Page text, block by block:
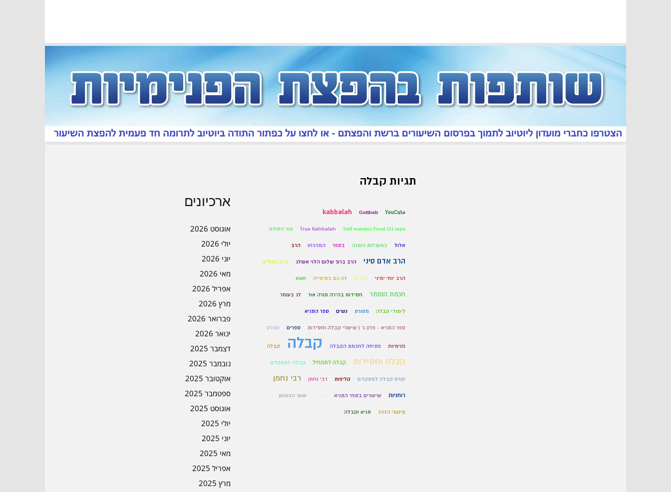
ארכיונים
אוגוסט 2026
יולי 2026
יוני 2026
מאי 2026
אפריל 2026
מרץ 2026
פברואר 2026
ינואר 2026
דצמבר 2025
נובמבר 2025
אוקטובר 2025
ספטמבר 2025
אוגוסט 2025
יולי 2025
יוני 2025
מאי 2025
אפריל 2025
מרץ 2025
תגיות קבלה
#YouCut
Gottlieb
kabbalah
Self mastery Final (2).mp4
True Kabbalah אור הסולם
אלול במעגלות השנה בספר המהרחו הרב
הרב אדם סיני הרב ברוך שלום הלוי אשלג הרב גוטליב
הרב יוחי ימיני הרבש זה גם בתיקייה חטא
חכמת הנסתר חסידות בהירה תורה אור לג בעומר
לימודי קבלה מסורת נשים ספר התניא
ספר התניא - פרק ג' | שיעורי קבלה וחסידות ספרים עמלק
פנימיות פתיחה לחכמת הקבלה קבלה קבלה
קבלה וחסידות קבלה למתחיל קבלה למתקדם
קורס קבלה למתקדם קליפות רבי נחמן רבי נחמן
רוחניות שיעורים בספר התניא שער הכוונות
תיקוני הזהר תניא וקבלה